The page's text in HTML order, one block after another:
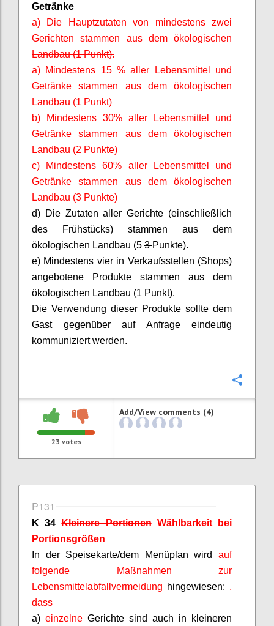
Getränke
a) Die Hauptzutaten von mindestens zwei
Gerichten stammen aus dem ökologischen
Landbau (1 Punkt).
a) Mindestens 15 % aller Lebensmittel und
Getränke stammen aus dem ökologischen
Landbau (1 Punkt)
b) Mindestens 30% aller Lebensmittel und
Getränke stammen aus dem ökologischen
Landbau (2 Punkte)
c) Mindestens 60% aller Lebensmittel und
Getränke stammen aus dem ökologischen
Landbau (3 Punkte)
d) Die Zutaten aller Gerichte (einschließlich
des Frühstücks) stammen aus dem
ökologischen Landbau (5 3Punkte).
e) Mindestens vier in Verkaufsstellen (Shops)
angebotene Produkte stammen aus dem
ökologischen Landbau (1 Punkt).
Die Verwendung dieser Produkte sollte dem
Gast gegenüber auf Anfrage eindeutig
kommuniziert werden.
23 votes
Add/View comments (4)
P131
K 34Kleinere PortionenWählbarkeit bei
Portionsgrößen
In der Speisekarte/dem Menüplan wird auf
folgende Maßnahmen zur
Lebensmittelabfallvermeidung hingewiesen: ,
dass
a) einzelne Gerichte sind auch in kleineren